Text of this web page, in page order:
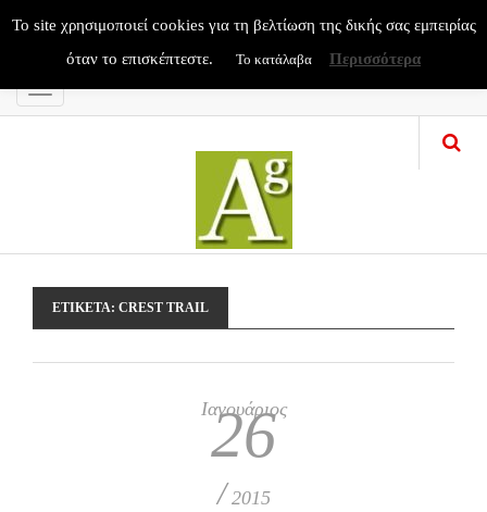
Menu
ΕΤΙΚΈΤΑ: CREST TRAIL
Ιανουάριος
26
/ 2015
To site χρησιμοποιεί cookies για τη βελτίωση της δικής σας εμπειρίας
όταν το επισκέπτεστε.
Το κατάλαβα Περισσότερα